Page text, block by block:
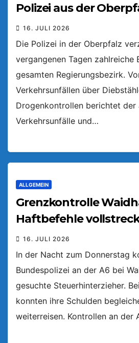
Polizei aus der
16. JULI 2026
Die Polizei in der Oberpfalz
vergangenen Tagen zahlreiche
gesamten Regierungsbezirk.
Verkehrsunfällen über
Drogenkontrollen berichtet der
Verkehrsunfälle und…
ALLGEMEIN
Grenzkontrolle
Haftbefehle
16. JULI 2026
In der Nacht zum Donnerstag
Bundespolizei an der A6 bei
gesuchte Steuerhinterzieher.
konnten ihre Schulden
weiterreisen. Kontrollen an der